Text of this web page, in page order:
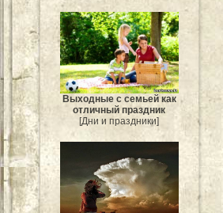
Выходные с семьей как
отличный праздник
[Дни и праздники]